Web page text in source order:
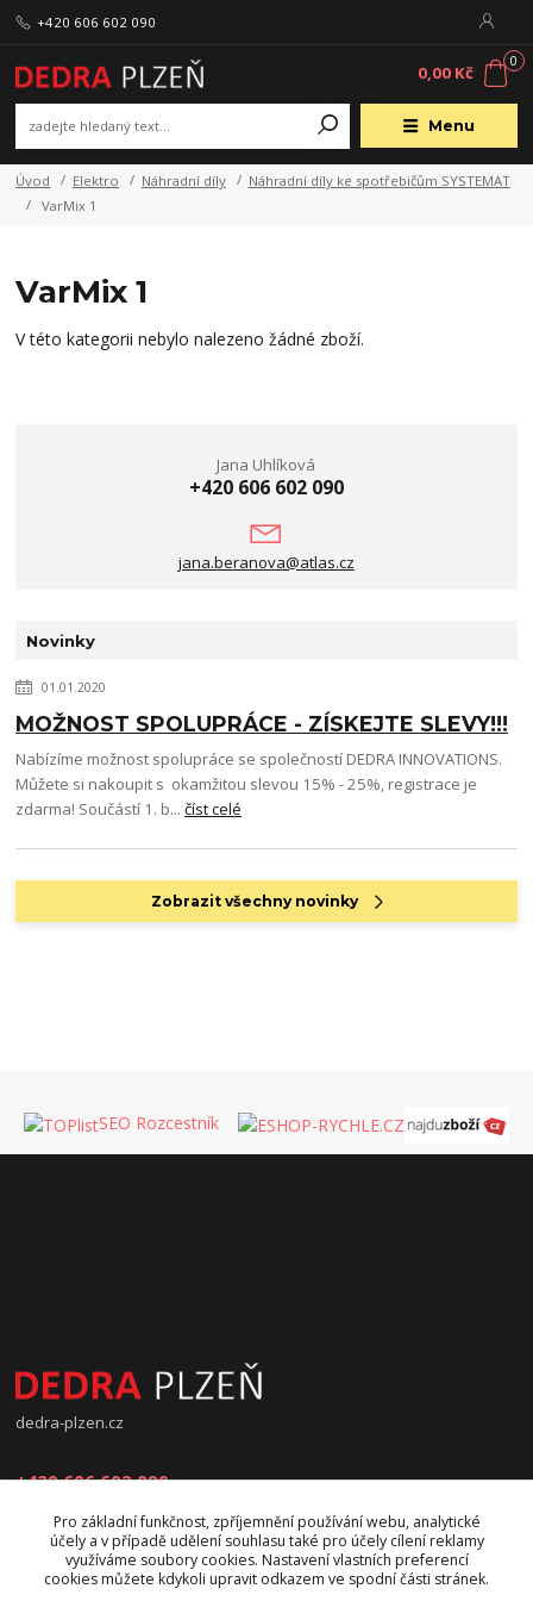
Menu
+420 606 602 090
0
0,00 Kč
Úvod Elektro Náhradní díly
Náhradní díly ke spotřebičům SYSTEMAT
VarMix 1
VarMix 1
V této kategorii nebylo nalezeno žádné zboží.
Jana Uhlíková
+420 606 602 090
jana.beranova@atlas.cz
Novinky
01.01.2020
MOŽNOST SPOLUPRÁCE - ZÍSKEJTE SLEVY!!!
Nabízíme možnost spolupráce se společností DEDRA INNOVATIONS.
Můžete si nakoupit s okamžitou slevou 15% - 25%, registrace je
zdarma! Součástí 1. b...číst celé
Zobrazit všechny novinky
SEO Rozcestník
dedra-plzen.cz
+420 606 602 090
jana.beranova@atlas.cz
Pro základní funkčnost, zpříjemnění používání webu, analytické
účely a v případě udělení souhlasu také pro účely cílení reklamy
využíváme soubory cookies. Nastavení vlastních preferencí
cookies můžete kdykoli upravit odkazem ve spodní části stránek.